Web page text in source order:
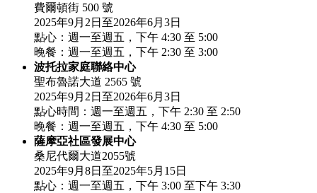
費爾頓街 500 號
2025年9月2日至2026年6月3日
點心：週一至週五，下午 4:30 至 5:00
晚餐：週一至週五，下午 2:30 至 3:00
波托拉家庭聯絡中心
聖布魯諾大道 2565 號
2025年9月2日至2026年6月3日
點心時間：週一至週五，下午 2:30 至 2:50
晚餐：週一至週五，下午 4:30 至 5:00
薩摩亞社區發展中心
桑尼代爾大道2055號
2025年9月8日至2025年5月15日
點心：週一至週五，下午 3:00 至下午 3:30